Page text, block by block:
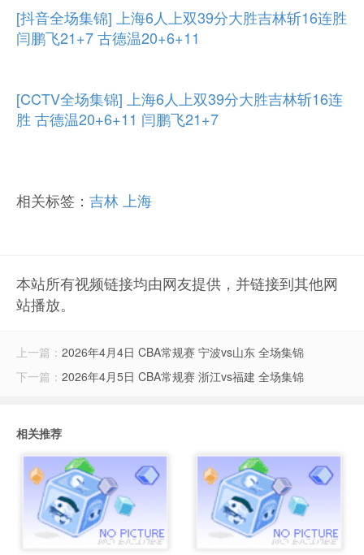
[抖音全场集锦] 上海6人上双39分大胜吉林斩16连胜
闫鹏飞21+7 古德温20+6+11
[CCTV全场集锦] 上海6人上双39分大胜吉林斩16连
胜 古德温20+6+11 闫鹏飞21+7
相关标签： 吉林 上海
本站所有视频链接均由网友提供，并链接到其他网
站播放。
上一篇： 2026年4月4日 CBA常规赛 宁波vs山东 全场集锦
下一篇： 2026年4月5日 CBA常规赛 浙江vs福建 全场集锦
相关推荐